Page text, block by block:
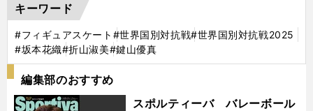
キーワード
#フィギュアスケート #世界国別対抗戦#世界国別対抗戦2025
#坂本花織#折山淑美#鍵山優真
編集部のおすすめ
スポルティーバ バレーボール